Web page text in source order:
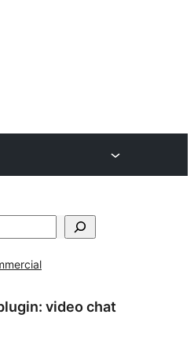
video chat